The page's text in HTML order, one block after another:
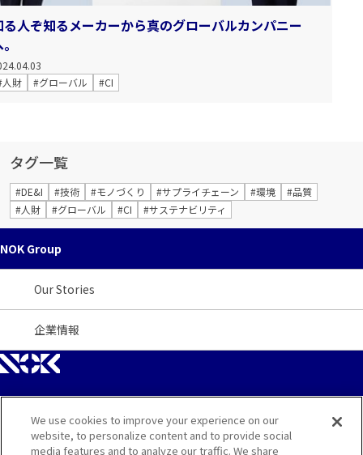
る人ぞ知るメーカーから真のグローバルカンパニー
人財
#グローバル #CI
タグ一覧
#DE&I #技術 #モノづくり #サプライチェーン #環境
#品質
#人財
#グローバル #CI #サステナビリティ
NOK Group
Our Stories
企業情報
サイトマップ
We use cookies to improve your experience on our
website, to personalize content and to provide social
media features and to analyze our traffic. We share